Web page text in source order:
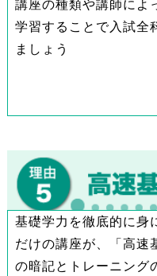
講座の種類や講師によ
学習することで入試全
ましょう
基礎学力を徹底的に身
だけの講座が、「高速
の暗記とトレーニング